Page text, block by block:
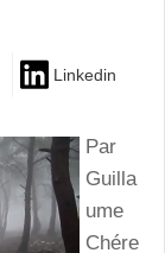
Linkedin
Par
Guilla
ume
Chére